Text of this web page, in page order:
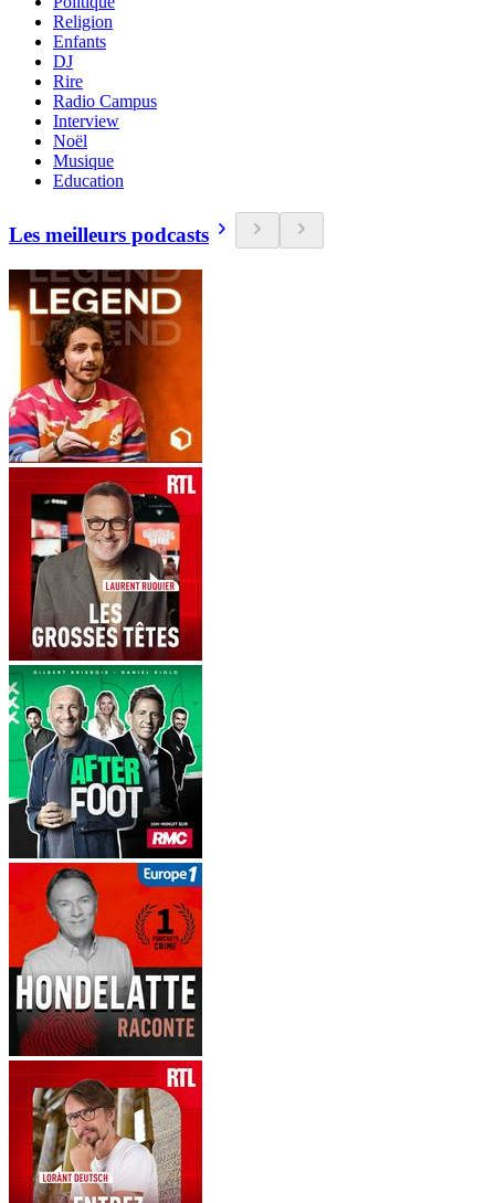
Religion
Enfants
DJ
Rire
Radio Campus
Interview
Noël
Musique
Education
Les meilleurs podcasts